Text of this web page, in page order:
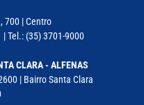
700 | Centro
| Tel.: (35) 3701-9000
CLARA - ALFENAS
| Bairro Santa Clara